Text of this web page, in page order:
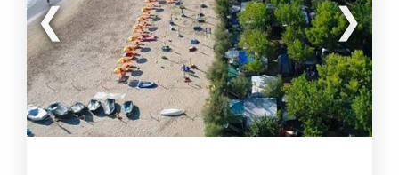
Montenerodomo
Montesilvano
Notaresco
Orsogna
Ortona
Ovindoli